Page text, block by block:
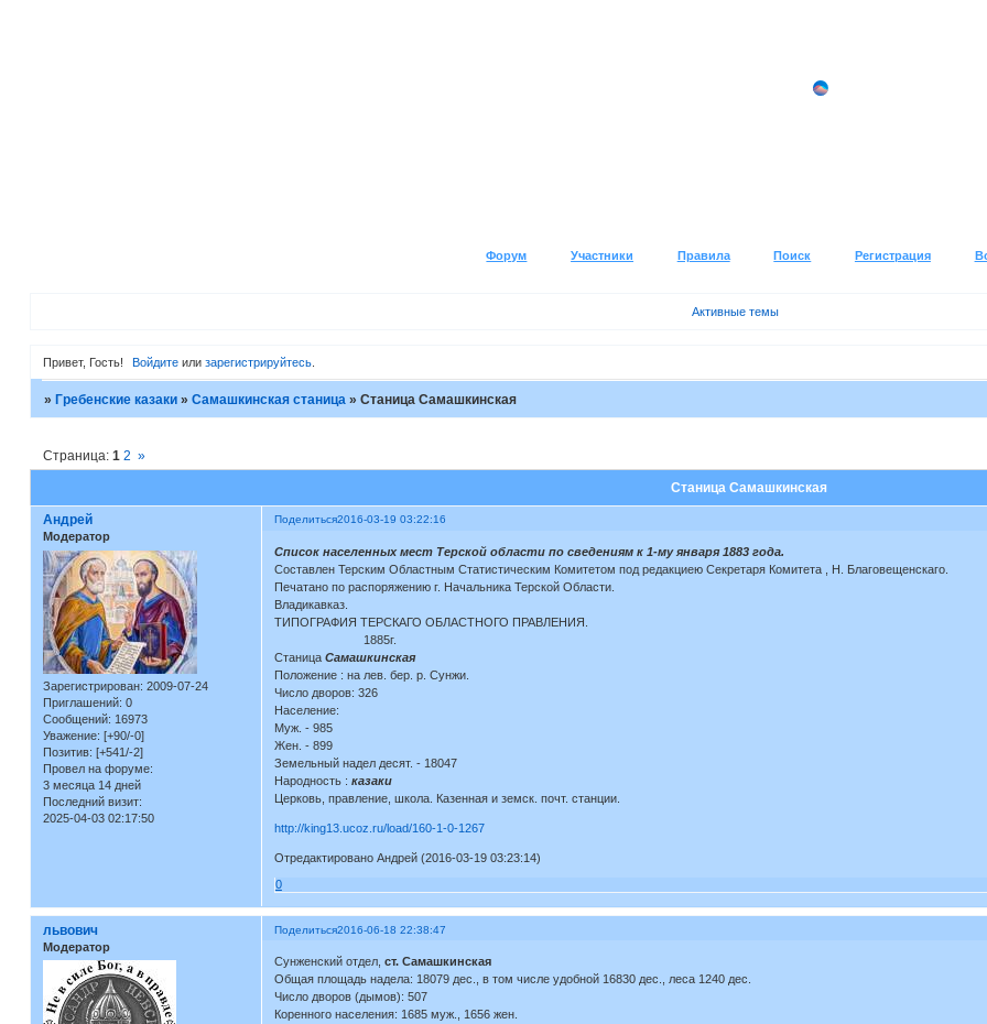
Форум Участники Правила Поиск Регистрация
Активные темы
Привет, Гость! Войдите илизарегистрируйтесь
» Гребенские казаки » Самашкинская станица » Станица Самашкинская
Станица Самашкинская
Страница: 1 2 »
Поделиться2016-03-19 03:22:16
Андрей
Модератор
Зарегистрирован: 2009-07-24
Приглашений: 0
Сообщений: 16973
Уважение: [+90/-0]
Позитив: [+541/-2]
Провел на форуме:
3 месяца 14 дней
Последний визит:
2025-04-03 02:17:50
Список населенных мест Терской области по сведениям к 1-му января 1883 года.
Составлен Терским Областным Статистическим Комитетом под редакциею Секретаря Комитета , Н. Благовещенскаго.
Печатано по распоряжению г. Начальника Терской Области.
Владикавказ.
ТИПОГРАФИЯ ТЕРСКАГО ОБЛАСТНОГО ПРАВЛЕНИЯ.
1885г.
СтаницаСамашкинская
Положение : на лев. бер. р. Сунжи.
Число дворов: 326
Население:
Муж. - 985
Жен. - 899
Земельный надел десят. - 18047
Народность : казаки
Церковь, правление, школа. Казенная и земск. почт. станции.
http://king13.ucoz.ru/load/160-1-0-1267
Отредактировано Андрей (2016-03-19 03:23:14)
0
Поделиться2016-06-18 22:38:47
львович
Модератор
Сунженский отдел, cт. Самашкинская
Общая площадь надела: 18079 дес., в том числе удобной 16830 дес., леса 1240 дес.
Число дворов (дымов): 507
Коренного населения: 1685 муж., 1656 жен.